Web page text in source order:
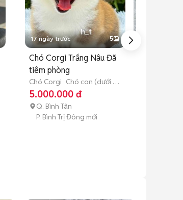
17 ngày trước 5
Chó Corgi Trắng Nâu Đã
tiêm phòng
Chó Corgi Chó con (dưới 3
tháng tuổi)
5.000.000 đ
Q. Bình Tân
P. Bình Trị Đông mới